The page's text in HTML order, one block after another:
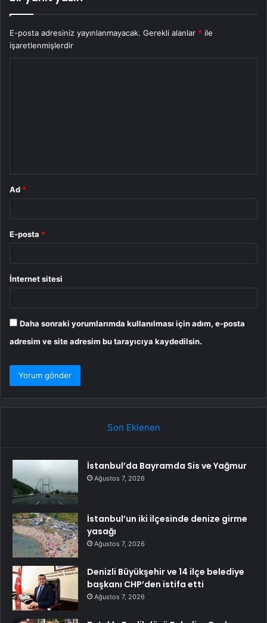
E-posta adresiniz yayınlanmayacak. Gerekli alanlar * ile
işaretlenmişlerdir
Ad *
E-posta *
İnternet sitesi
Daha sonraki yorumlarımda kullanılması için adım, e-posta
adresim ve site adresim bu tarayıcıya kaydedilsin.
Son Eklenen
İstanbul’da Bayramda Sis ve Yağmur
Ağustos 7, 2026
İstanbul’un iki ilçesinde denize girme
yasağı
Ağustos 7, 2026
Denizli Büyükşehir ve 14 ilçe belediye
başkanı CHP’den istifa etti
Ağustos 7, 2026